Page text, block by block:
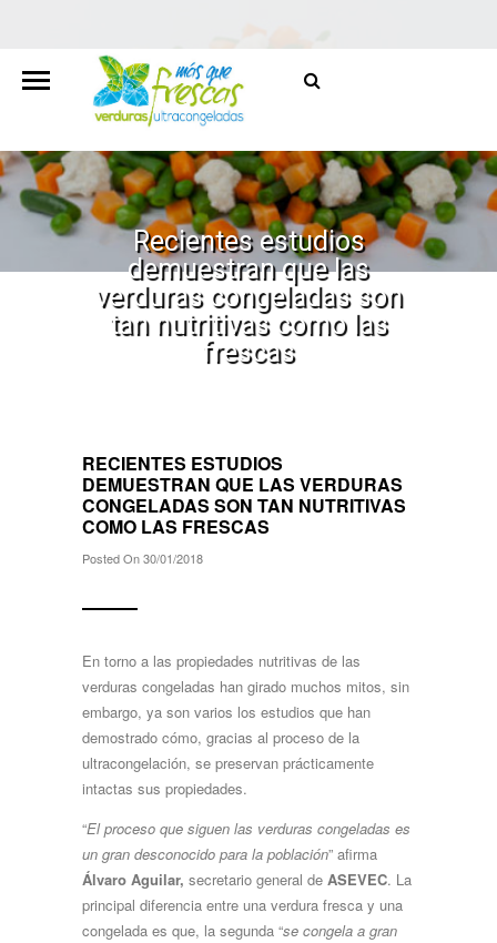
Recientes estudios
demuestran que las
verduras congeladas son
tan nutritivas como las
frescas
RECIENTES ESTUDIOS
DEMUESTRAN QUE LAS VERDURAS
CONGELADAS SON TAN NUTRITIVAS
COMO LAS FRESCAS
Posted On 30/01/2018
En torno a las propiedades nutritivas de las
verduras congeladas han girado muchos mitos, sin
embargo, ya son varios los estudios que han
demostrado cómo, gracias al proceso de la
ultracongelación, se preservan prácticamente
intactas sus propiedades.
“El proceso que siguen las verduras congeladas es
un gran desconocido para la población” afirma
Álvaro Aguilar, secretario general de ASEVEC. La
principal diferencia entre una verdura fresca y una
congelada es que, la segunda “se congela a gran